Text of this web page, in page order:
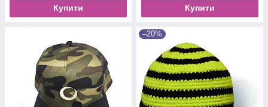
Купити Купити
–20%